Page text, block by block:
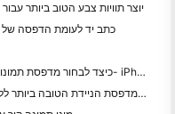
יוצר תוויות צבע הטוב ביותר
כתב יד לעומת הדפסה של
כיצד לבחור מדפסת תמונות כיס: מדריך מלא למשתמשי יומנים, נסיעות ו- iPhone
המדפסת הניידת הטובה ביותר ללא דיו לנסיעות, בית ספר ועבודה ניידת: סקירת Hanin MT620 Pro